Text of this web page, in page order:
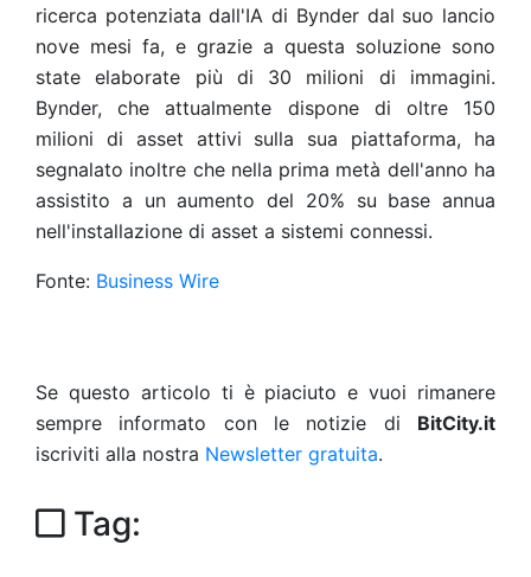
ricerca potenziata dall'IA di Bynder dal suo lancio
nove mesi fa, e grazie a questa soluzione sono
state elaborate più di 30 milioni di immagini.
Bynder, che attualmente dispone di oltre 150
milioni di asset attivi sulla sua piattaforma, ha
segnalato inoltre che nella prima metà dell'anno ha
assistito a un aumento del 20% su base annua
nell'installazione di asset a sistemi connessi.
Fonte: Business Wire
Se questo articolo ti è piaciuto e vuoi rimanere
sempre informato con le notizie di BitCity.it
iscriviti alla nostra Newsletter gratuita.
Tag: